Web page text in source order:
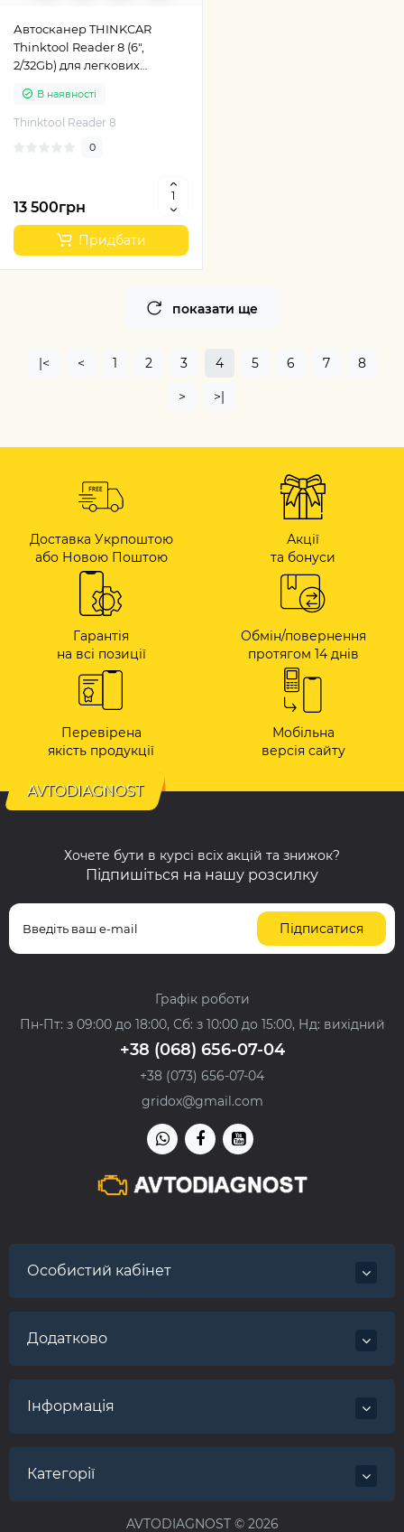
Автосканер THINKCAR
Thinktool Reader 8 (6",
2/32Gb) для легкових
В наявності
Thinktool Reader 8
0
13 500грн
Придбати
показати ще
|< < 1 2 3 4 5 6 7 8
> >|
Доставка Укрпоштою
або Новою Поштою
Акції
та бонуси
Гарантія
на всі позиції
Обмін/повернення
протягом 14 днів
Перевірена
якість продукції
Мобільна
версія сайту
AVTODIAGNOST
Хочете бути в курсі всіх акцій та знижок?
Підпишіться на нашу розсилку
Підписатися
Графік роботи
Пн-Пт: з 09:00 до 18:00, Сб: з 10:00 до 15:00, Нд: вихідний
+38 (068) 656-07-04
+38 (073) 656-07-04
gridox@gmail.com
Особистий кабінет
Додатково
Інформація
Категорії
AVTODIAGNOST © 2026